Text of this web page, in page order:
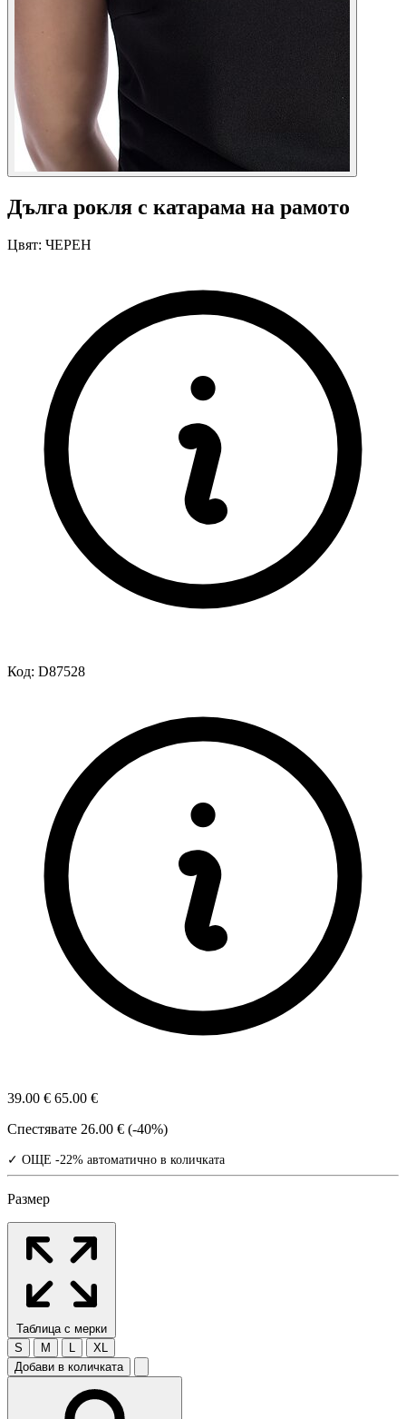
Дълга рокля с катарама на рамото
Цвят: ЧЕРЕН
Код: D87528
39.00 € 65.00 €
Спестявате 26.00 € (-40%)
✓ ОЩЕ -22% автоматично в количката
Размер
Таблица с мерки
S
M L
XL
Добави в количката